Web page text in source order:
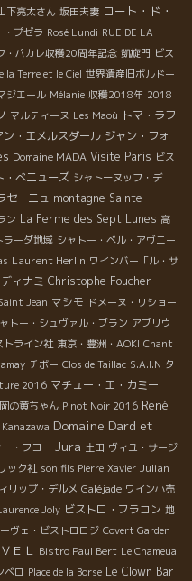
下亮太さん 坂田夫妻 コート・ド・
・プゼラ Rosé Lundi RUE DE LA
・パカレ収穫20周年記念 凱旋門 ビス
la Terre et le Ciel 世界遺産旧ボルドー
ジエール Mélanie 収穫2018年 2018
マルティーヌ Les Maoù トマ・ラフ
ン・エメルスダール ジャン・フォ
Domaine MADA Visite Paris ビス
・べニューズ シャトーヌッフ・デ
セーニュ montagne Sainte
ン La Ferme des Sept Lunes 高
ラーダ地域 シャトー・ベル・アヴニー
Laurent Herlin ワインバー「ル・サ
ィナミ Christophe Foucher
Jean マシモ ドメーヌ・リショー
トー・シュヴァル・ブラン アブリウ
トライン社 東京・豊洲・AOKI Chant
チボー Clos de Taillac S.A.I.N タ
2016 マチュー・エ・カミー
の黄ちゃん Pinot Noir 2016 René
Domaine Dard et
・フコー Jura 土田 ヴィユ・サージ
ック社 son fils Pierre Xavier Julian
リップ・デルメ Galéjade ワイン小売
Joly ビストロ・フラコン 地
ヴェ・ビストロロジ Covert Garden
ＥＬ Bistro Paul Bert Le Chameua
ベロ Place de la Borse Le Clown Bar